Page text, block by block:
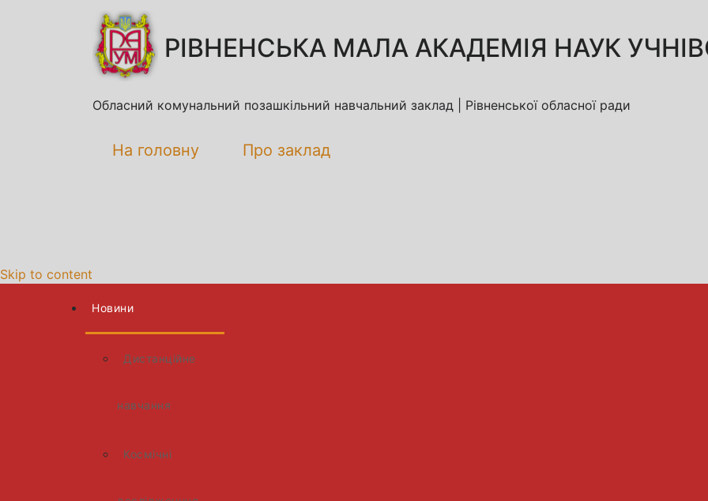
РІВНЕНСЬКА МАЛА АКАДЕМІЯ НАУК
Обласний комунальний позашкільний навчальний заклад | Рівненської обласної ради
На головну Про заклад
Skip to content
Новини
Дистанційне
навчання
Космічні